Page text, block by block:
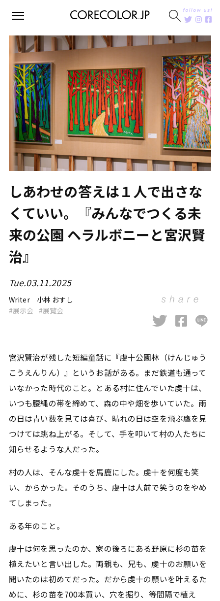
しあわせの答えは１人で出さな
くていい。『みんなでつくる未
来の公園 ヘラルボニーと宮沢賢
治』
Tue.03.11.2025
Writer 小林 おすし
展示会
展覧会
宮沢賢治が残した短編童話に『虔十公園林（けんじゅう
こうえんりん）』というお話がある。まだ鉄道も通って
いなかった時代のこと。とある村に住んでいた虔十は、
いつも腰縄の帯を締めて、森の中や畑を歩いていた。雨
の日は青い薮を見ては喜び、晴れの日は空を飛ぶ鷹を見
つけては跳ね上がる。そして、手を叩いて村の人たちに
知らせるような人だった。
村の人は、そんな虔十を馬鹿にした。虔十を何度も笑
い、からかった。そのうち、虔十は人前で笑うのをやめ
てしまった。
ある年のこと。
虔十は何を思ったのか、家の後ろにある野原に杉の苗を
植えたいと言い出した。両親も、兄も、虔十のお願いを
聞いたのは初めてだった。だから虔十の願いを叶えるた
めに、杉の苗を700本買い、穴を掘り、等間隔で植え